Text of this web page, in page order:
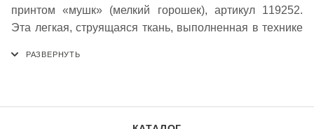
принтом «мушк» (мелкий горошек), артикул 119252.
Эта легкая, струящаяся ткань, выполненная в технике